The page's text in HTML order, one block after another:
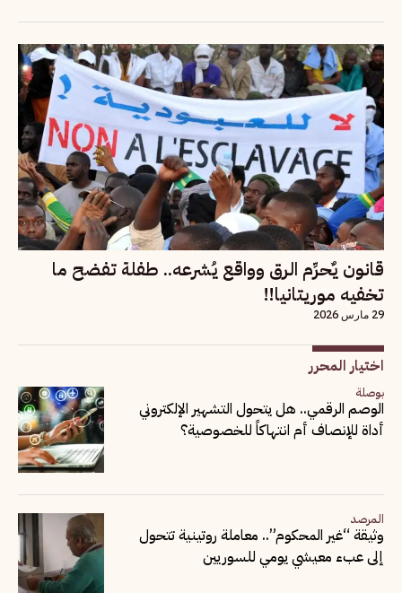
قانون يٌحرِّم الرق وواقع يُشرعه.. طفلة تفضح ما
تخفيه موريتانيا!!
29 مارس 2026
اختيار المحرر
بوصلة
الوصم الرقمي.. هل يتحول التشهير الإلكتروني
أداة للإنصاف أم انتهاكاً للخصوصية؟
المرصد
وثيقة “غير المحكوم”.. معاملة روتينية تتحول
إلى عبء معيشي يومي للسوريين